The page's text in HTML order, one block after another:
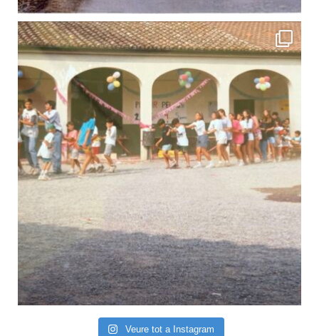
Veure tot a Instagram